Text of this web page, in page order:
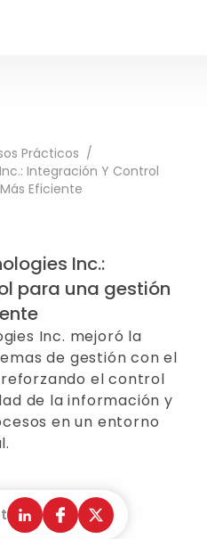
Prácticos /
Integración Y Control
Eficiente
Inc.:
para una gestión
Inc. mejoró la
de gestión con el
el control
de la información y
en un entorno